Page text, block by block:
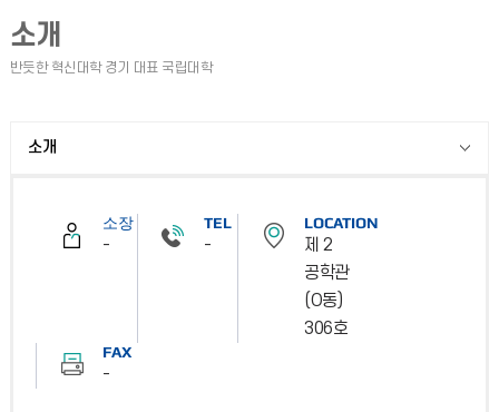
소개
소개
소장
-
TEL
-
LOCATION
제 2
공학관
(O동)
306호
FAX
-